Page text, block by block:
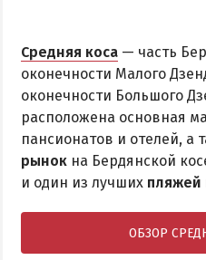
Средняя коса — часть
оконечности Малого
оконечности Большого
расположена основная
пансионатов и отелей, а
рынок на Бердянской
и один из лучших пляжей
ОБЗОР